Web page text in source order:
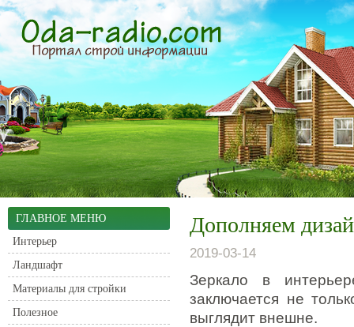
ГЛАВНОЕ МЕНЮ
Интерьер
Ландшафт
Материалы для стройки
Полезное
Дополняем
2019-03-14
Зеркало в
заключается не
выглядит внешне.